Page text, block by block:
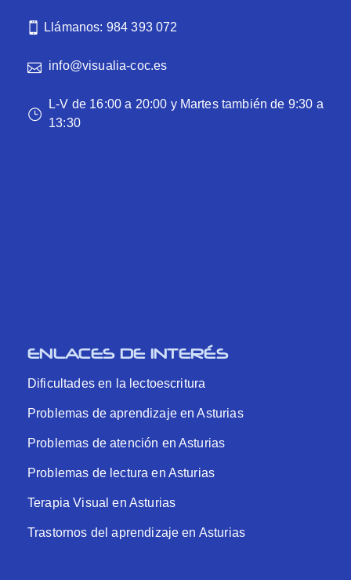
Llámanos: 984 393 072
info@visualia-coc.es
L-V de 16:00 a 20:00 y Martes también de 9:30 a
13:30
ENLACES DE INTERÉS
Dificultades en la lectoescritura
Problemas de aprendizaje en Asturias
Problemas de atención en Asturias
Problemas de lectura en Asturias
Terapia Visual en Asturias
Trastornos del aprendizaje en Asturias